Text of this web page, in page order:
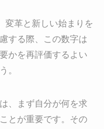
変革と新しい始まりを
する際、この数字は
かを再評価するよい
。
、まず自分が何を求
とが重要です。その